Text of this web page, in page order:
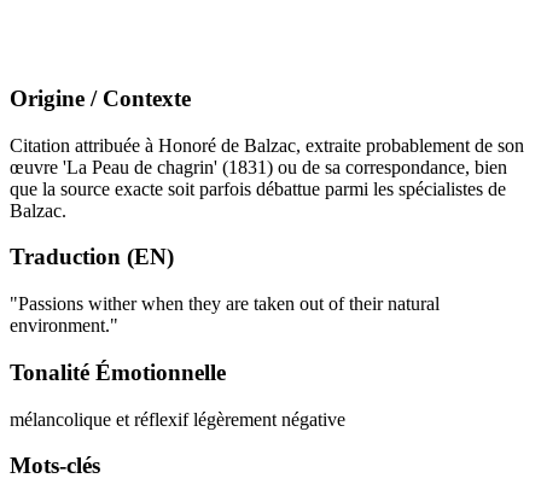
Origine / Contexte
Citation attribuée à Honoré de Balzac, extraite probablement de son
œuvre 'La Peau de chagrin' (1831) ou de sa correspondance, bien
que la source exacte soit parfois débattue parmi les spécialistes de
Balzac.
Traduction (EN)
"Passions wither when they are taken out of their natural
environment."
Tonalité Émotionnelle
mélancolique et réflexiflégèrement négative
Mots-clés